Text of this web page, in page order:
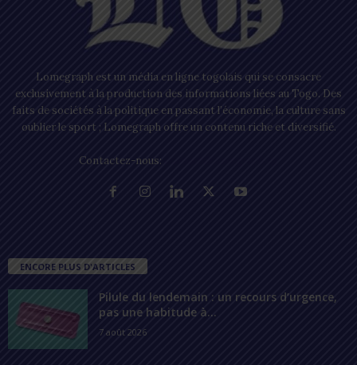
Lomegraph est un média en ligne togolais qui se consacre
exclusivement à la production des informations liées au Togo. Des
faits de sociétés à la politique en passant l’économie, la culture sans
oublier le sport ; Lomegraph offre un contenu riche et diversifié.
Contactez-nous:
ENCORE PLUS D'ARTICLES
Pilule du lendemain : un recours d’urgence,
pas une habitude à...
7 août 2026